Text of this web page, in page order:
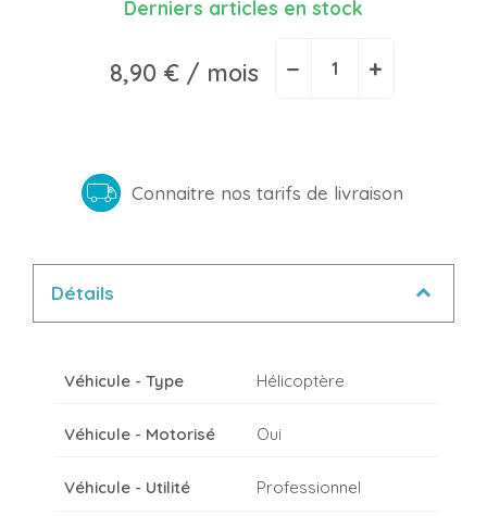
Derniers articles en stock
8,90 €/ mois − +
Connaitre nos tarifs de livraison
Détails
Véhicule - Type Hélicoptère
Véhicule - Motorisé Oui
Véhicule - Utilité Professionnel